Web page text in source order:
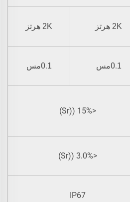
2K هرتز 2K هرتز
0.1 مس 0.1 مس
<15% ((Sr)
<
3.0% ((Sr)
IP67